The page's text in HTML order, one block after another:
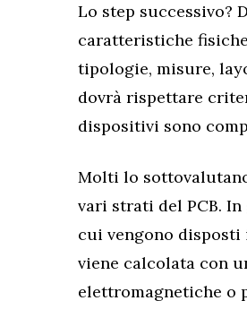
Lo step successivo?
caratteristiche
tipologie, misure,
dovrà rispettare
dispositivi sono
Molti lo
vari strati del PCB.
cui vengono disposti
viene calcolata con
elettromagnetiche o